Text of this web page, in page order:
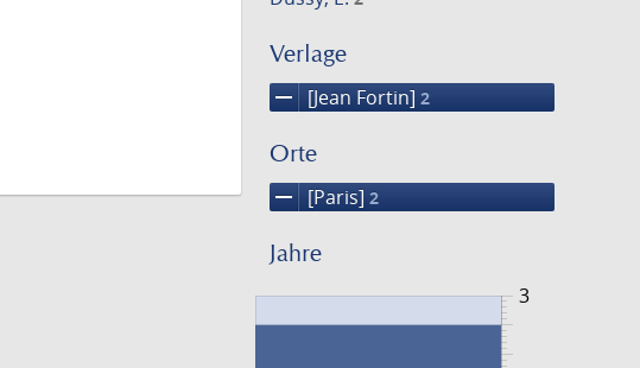
Verlage
remove [Jean Fortin] 2
Orte
remove [Paris] 2
Jahre
3